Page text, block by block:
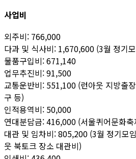
사업비
외주비: 766,000
다과 및 식사비: 1,670,600 (3월 정기
물품구입비: 671,140
업무추진비: 91,500
교통운반비: 551,100 (런아웃 지방출
구 등)
인적용역비: 50,000
연대분담금: 416,000 (서울퀴어문화
대관 및 임차비: 805,200 (3월 정기모
웃 북토크 장소 대관비)